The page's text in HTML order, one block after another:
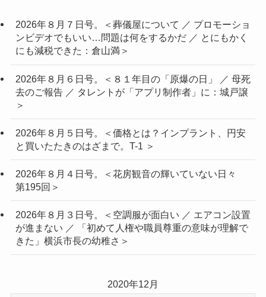
2026年８月７日号。＜葬儀屋について ／ プロモーショ
ンビデオでもいい…問題は何をするかだ ／ とにもかく
にも減税できた：倉山満＞
2026年８月６日号。＜８１年目の「原爆の日」 ／ 母死
去のご報告 ／ タレントが「アプリ制作者」に：城戸譲
＞
2026年８月５日号。＜価格とは？インプラント、円安
と買いたたきのはざまで。T-1 ＞
2026年８月４日号。＜花房観音の輝いていない日々
第195回＞
2026年８月３日号。＜空調服が面白い ／ エアコン設置
が進まない ／ 「初めて人権や職員尊重の意味が理解で
きた」横浜市長の幼稚さ＞
2020年12月